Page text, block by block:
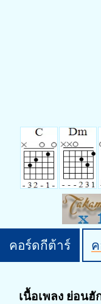
คอร์ดกีต้าร์
เนื้อเพลง ย่อน